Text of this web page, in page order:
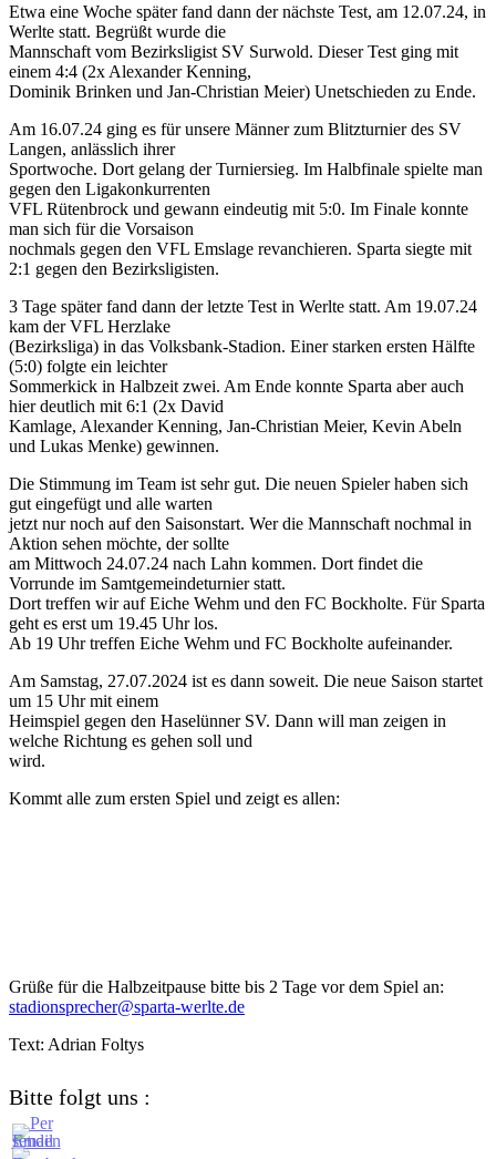
Etwa eine Woche später fand dann der nächste Test, am 12.07.24, in
Werlte statt. Begrüßt wurde die
Mannschaft vom Bezirksligist SV Surwold. Dieser Test ging mit
einem 4:4 (2x Alexander Kenning,
Dominik Brinken und Jan-Christian Meier) Unetschieden zu Ende.
Am 16.07.24 ging es für unsere Männer zum Blitzturnier des SV
Langen, anlässlich ihrer
Sportwoche. Dort gelang der Turniersieg. Im Halbfinale spielte man
gegen den Ligakonkurrenten
VFL Rütenbrock und gewann eindeutig mit 5:0. Im Finale konnte
man sich für die Vorsaison
nochmals gegen den VFL Emslage revanchieren. Sparta siegte mit
2:1 gegen den Bezirksligisten.
3 Tage später fand dann der letzte Test in Werlte statt. Am 19.07.24
kam der VFL Herzlake
(Bezirksliga) in das Volksbank-Stadion. Einer starken ersten Hälfte
(5:0) folgte ein leichter
Sommerkick in Halbzeit zwei. Am Ende konnte Sparta aber auch
hier deutlich mit 6:1 (2x David
Kamlage, Alexander Kenning, Jan-Christian Meier, Kevin Abeln
und Lukas Menke) gewinnen.
Die Stimmung im Team ist sehr gut. Die neuen Spieler haben sich
gut eingefügt und alle warten
jetzt nur noch auf den Saisonstart. Wer die Mannschaft nochmal in
Aktion sehen möchte, der sollte
am Mittwoch 24.07.24 nach Lahn kommen. Dort findet die
Vorrunde im Samtgemeindeturnier statt.
Dort treffen wir auf Eiche Wehm und den FC Bockholte. Für Sparta
geht es erst um 19.45 Uhr los.
Ab 19 Uhr treffen Eiche Wehm und FC Bockholte aufeinander.
Am Samstag, 27.07.2024 ist es dann soweit. Die neue Saison startet
um 15 Uhr mit einem
Heimspiel gegen den Haselünner SV. Dann will man zeigen in
welche Richtung es gehen soll und
wird.
Kommt alle zum ersten Spiel und zeigt es allen:
Grüße für die Halbzeitpause bitte bis 2 Tage vor dem Spiel an:
stadionsprecher@sparta-werlte.de
Text: Adrian Foltys
Bitte folgt uns :